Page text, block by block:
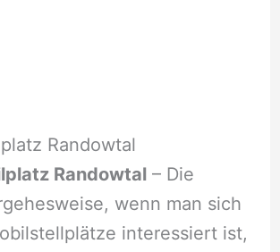
Randowtal
Randowtal– Die
wenn man sich
interessiert ist,